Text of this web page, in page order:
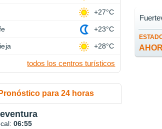
+27°C
+23°C
+28°C
todos los centros turísticos
Pronóstico para 24 horas
06:55